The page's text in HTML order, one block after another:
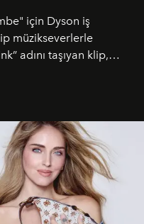
için Dyson iş
müzikseverlerle
adını taşıyan klip,